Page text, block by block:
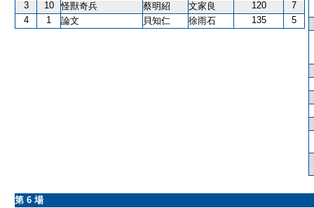
3
10 怪獸奇兵 蔡明紹 文家良 120
7
4
1 論文 貝知仁 徐雨石 135 5
第 6 場